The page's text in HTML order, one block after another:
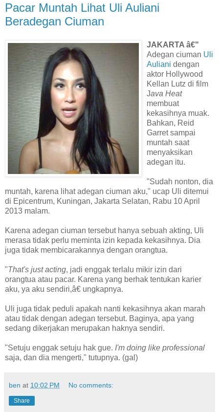
Pacar Muntah Lihat Uli Auliani
Beradegan Ciuman
JAKARTA â€"
Adegan ciuman Uli
Auliani dengan
aktor Hollywood
Kellan Lutz di film
Java Heat
membuat
kekasihnya muak.
Bahkan, Reid
Garret sampai
muntah saat
menyaksikan
adegan itu.
"Sudah nonton, dia
muntah, karena lihat adegan ciuman aku," ucap Uli ditemui
di Epicentrum, Kuningan, Jakarta Selatan, Rabu 10 April
2013 malam.
Karena adegan ciuman tersebut hanya sebuah akting, Uli
merasa tidak perlu meminta izin kepada kekasihnya. Dia
juga tidak membicarakannya dengan orangtua.
"That's just acting, jadi enggak terlalu mikir izin dari
orangtua atau pacar. Karena yang berhak tentukan karier
aku, ya aku sendiri,â€ ungkapnya.
Uli juga tidak peduli apakah nanti kekasihnya akan marah
atau tidak dengan adegan tersebut. Baginya, apa yang
sedang dikerjakan merupakan haknya sendiri.
"Setuju enggak setuju hak gue. I'm doing like professional
saja, dan dia mengerti," tutupnya. (gal)
ben at 10:02 PM No comments:
Share